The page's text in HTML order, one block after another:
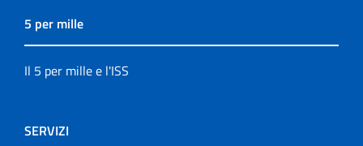
5 per mille
Il 5 per mille e l'ISS
SERVIZI